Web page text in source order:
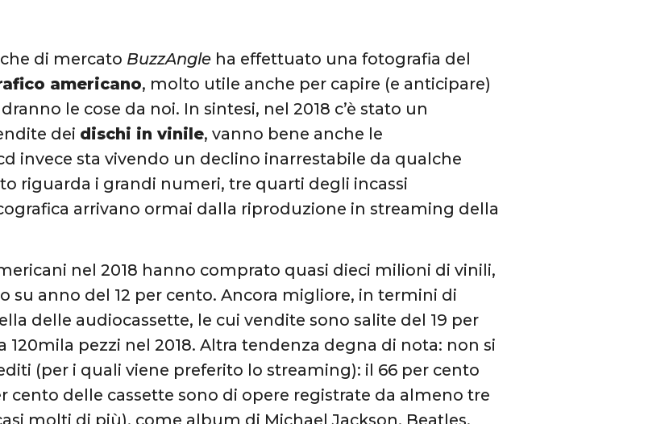
di mercato BuzzAngle ha effettuato una fotografia del
americano, molto utile anche per capire (e anticipare)
le cose da noi. In sintesi, nel 2018 c’è stato un
dei dischi in vinile, vanno bene anche le
invece sta vivendo un declino inarrestabile da qualche
riguarda i grandi numeri, tre quarti degli incassi
arrivano ormai dalla riproduzione in streaming della
nel 2018 hanno comprato quasi dieci milioni di vinili,
su anno del 12 per cento. Ancora migliore, in termini di
delle audiocassette, le cui vendite sono salite del 19 per
120mila pezzi nel 2018. Altra tendenza degna di nota: non si
(per i quali viene preferito lo streaming): il 66 per cento
cento delle cassette sono di opere registrate da almeno tre
molti di più), come album di Michael Jackson, Beatles,